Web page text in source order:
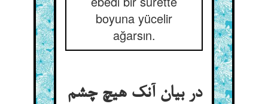
boyuna yücelir
ağarsın.
در بیان آنک هیچ چشم